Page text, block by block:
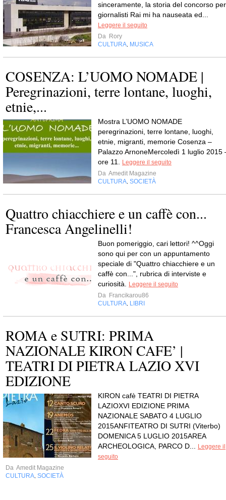
sinceramente, la storia del concorso per
giornalisti Rai mi ha nauseata ed...
Leggere il seguito
Da Rory
CULTURA MUSICA
COSENZA: L’UOMO NOMADE |
Peregrinazioni, terre lontane, luoghi,
etnie,...
Mostra L’UOMO NOMADE
peregrinazioni, terre lontane, luoghi,
etnie, migranti, memorie Cosenza –
Palazzo ArnoneMercoledì 1 luglio 2015
ore 11.
Leggere il seguito
Da Amedit Magazine
CULTURA SOCIETÀ
Quattro chiacchiere e un caffè con...
Francesca Angelinelli!
Buon pomeriggio, cari lettori! ^^Oggi
sono qui per con un appuntamento
speciale di "Quattro chiacchiere e un
caffè con...", rubrica di interviste e
curiosità.
Leggere il seguito
Da Francikarou86
CULTURA LIBRI
ROMA e SUTRI: PRIMA
NAZIONALE KIRON CAFE’ |
TEATRI DI PIETRA LAZIO XVI
EDIZIONE
KIRON cafè TEATRI DI PIETRA
LAZIOXVI EDIZIONE PRIMA
NAZIONALE SABATO 4 LUGLIO
2015ANFITEATRO DI SUTRI (Viterbo)
DOMENICA 5 LUGLIO 2015AREA
ARCHEOLOGICA, PARCO D...
Leggere il
seguito
Da Amedit Magazine
CULTURA SOCIETÀ